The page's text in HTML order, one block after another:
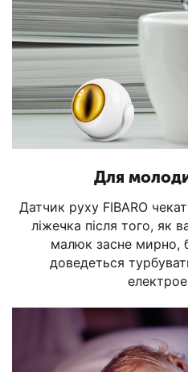
Для
Датчик руху FIBARO
ліжечка після того, як
малюк засне мирно,
доведеться